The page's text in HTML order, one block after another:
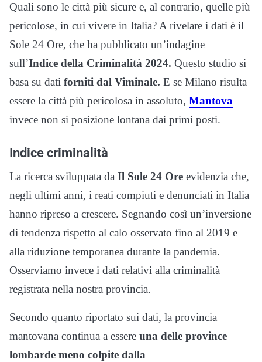
Quali sono le città più sicure e, al contrario, quelle più
pericolose, in cui vivere in Italia? A rivelare i dati è il
Sole 24 Ore, che ha pubblicato un’indagine
sull’Indice della Criminalità 2024. Questo studio si
basa su dati forniti dal Viminale. E se Milano risulta
essere la città più pericolosa in assoluto, Mantova
invece non si posizione lontana dai primi posti.
Indice criminalità
La ricerca sviluppata da Il Sole 24 Ore evidenzia che,
negli ultimi anni, i reati compiuti e denunciati in Italia
hanno ripreso a crescere. Segnando così un’inversione
di tendenza rispetto al calo osservato fino al 2019 e
alla riduzione temporanea durante la pandemia.
Osserviamo invece i dati relativi alla criminalità
registrata nella nostra provincia.
Secondo quanto riportato sui dati, la provincia
mantovana continua a essere una delle province
lombarde meno colpite dalla